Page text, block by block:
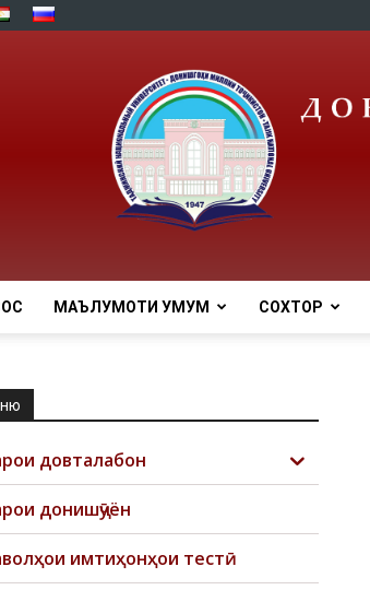
МАЪЛУМОТИ УМУМӢ СОХТОР
довталабон
донишҷӯён
имтиҳонҳои тестӣ